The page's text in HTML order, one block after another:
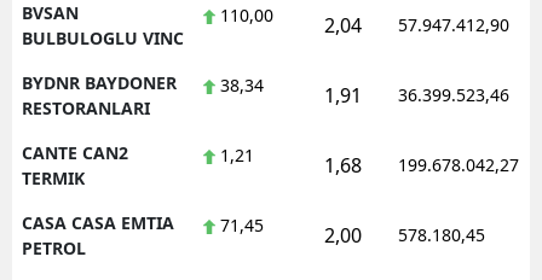
BVSAN
BULBULOGLU VINC
110,00 2,04 57.947.412,90
BYDNR BAYDONER
RESTORANLARI
38,34 1,91 36.399.523,46
CANTE CAN2
TERMIK
1,21 1,68 199.678.042,27
CASA CASA EMTIA
PETROL
71,45 2,00 578.180,45